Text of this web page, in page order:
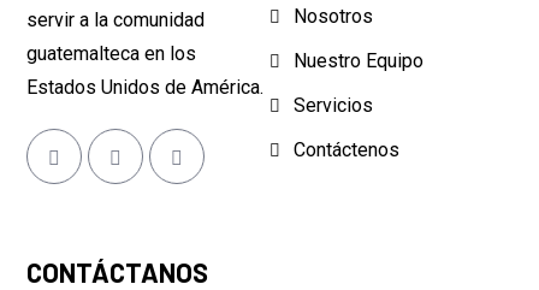
servir a la comunidad
guatemalteca en los
Estados Unidos de América.
Nosotros
Nuestro Equipo
Servicios
Contáctenos
CONTÁCTANOS